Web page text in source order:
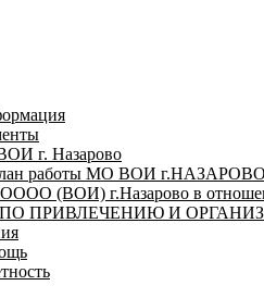
г. Назарово
работы МО ВОИ г.НАЗАРОВО
(ВОИ) г.Назарово в
ПРИВЛЕЧЕНИЮ И